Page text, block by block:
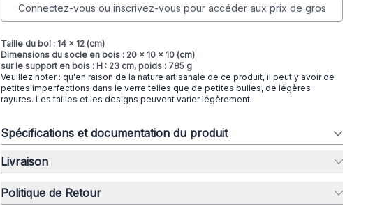
Connectez-vous ou inscrivez-vous pour accéder aux prix de gros
Taille du bol : 14 x 12 (cm)
Dimensions du socle en bois : 20 x 10 x 10 (cm)
sur le support en bois : H : 23 cm, poids : 785 g
Veuillez noter : qu'en raison de la nature artisanale de ce produit, il peut y avoir de
petites imperfections dans le verre telles que de petites bulles, de légères
rayures. Les tailles et les designs peuvent varier légèrement.
Spécifications et documentation du produit
Livraison
Politique de Retour